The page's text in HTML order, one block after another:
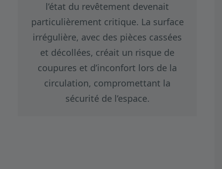
l’état du revêtement devenait
particulièrement critique. La surface
irrégulière, avec des pièces cassées
et décollées, créait un risque de
coupures et d’inconfort lors de la
circulation, compromettant la
sécurité de l’espace.